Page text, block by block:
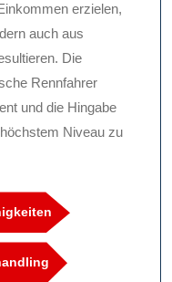
erzielen,
auch aus
Die
Rennfahrer
und die Hingabe
Niveau zu